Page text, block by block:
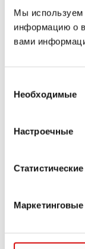
Мы используем
информацию о
вами
согласия
Необходимые
Настроечные
Статистические
Маркетинговые